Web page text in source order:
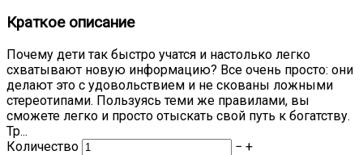
Краткое описание
Почему дети так быстро учатся и настолько легко
схватывают новую информацию? Все очень просто: они
делают это с удовольствием и не скованы ложными
стереотипами. Пользуясь теми же правилами, вы
сможете легко и просто отыскать свой путь к богатству.
Тр...
Количество
− +